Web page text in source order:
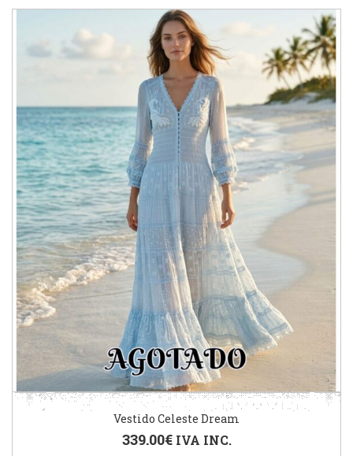
Vestido Celeste Dream
339.00€ IVA INC.